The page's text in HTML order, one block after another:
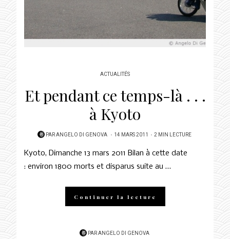
ACTUALITÉS
Et pendant ce temps-là . . .
à Kyoto
PARANGELO DI GENOVA
POSTED
14 MARS 2011 2 MIN LECTURE
Kyoto, Dimanche 13 mars 2011 Bilan à cette date
: environ 1800 morts et disparus suite au …
Continuer la lecture
PARANGELO DI GENOVA